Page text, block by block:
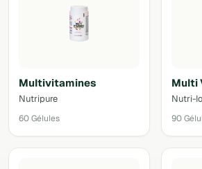
Multivitamines
Nutripure
60 Gélules
Multi
Nutri-
90